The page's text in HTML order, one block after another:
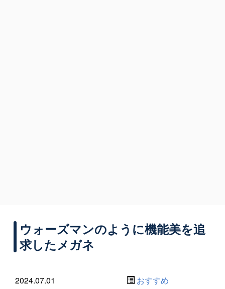
ウォーズマンのように機能美を追
求したメガネ
2024.07.01
おすすめ